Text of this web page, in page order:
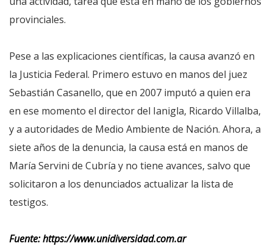
provinciales.
Pese a las explicaciones científicas, la causa avanzó en
la Justicia Federal. Primero estuvo en manos del juez
Sebastián Casanello, que en 2007 imputó a quien era
en ese momento el director del Ianigla, Ricardo Villalba,
y a autoridades de Medio Ambiente de Nación. Ahora, a
siete años de la denuncia, la causa está en manos de
María Servini de Cubría y no tiene avances, salvo que
solicitaron a los denunciados actualizar la lista de
testigos.
Fuente: https://www.unidiversidad.com.ar